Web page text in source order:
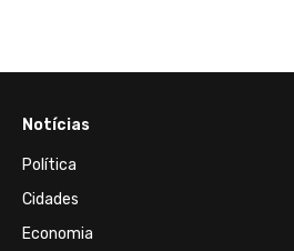
Notícias
Política
Cidades
Economia